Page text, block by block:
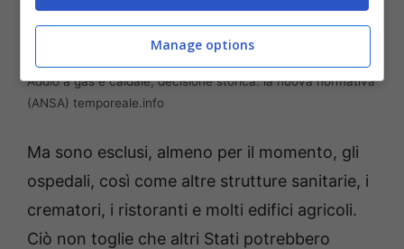
Addio a gas e caldaie, decisione storica: la nuova normativa
(ANSA) temporeale.info
Ma sono esclusi, almeno per il momento, gli
ospedali, così come altre strutture sanitarie, i
crematori, i ristoranti e molti edifici agricoli.
Ciò non toglie che altri Stati potrebbero
Manage options